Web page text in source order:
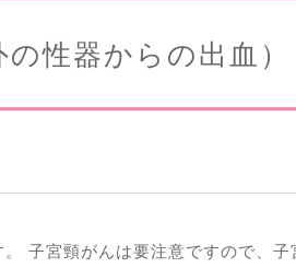
の性器からの出血）
子宮頸がんは要注意ですので、子